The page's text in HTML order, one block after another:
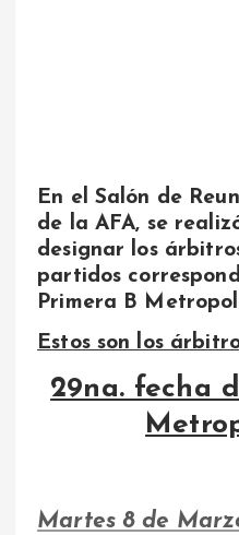
En el Salón de
de la AFA, se
designar los
partidos
Primera B
Estos son los
29na. fecha
Martes 8 de